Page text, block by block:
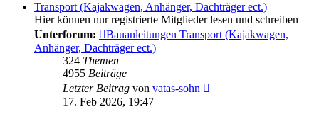
Transport (Kajakwagen, Anhänger, Dachträger ect.)
Hier können nur registrierte Mitglieder lesen und schreiben
Unterforum:
Bauanleitungen Transport (Kajakwagen,
Anhänger, Dachträger ect.)
324 Themen
4955 Beiträge
Letzter Beitrag von vatas-sohn
17. Feb 2026, 19:47